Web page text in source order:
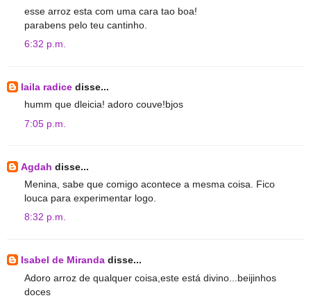
esse arroz esta com uma cara tao boa!
parabens pelo teu cantinho.
6:32 p.m.
laila radice disse...
humm que dleicia! adoro couve!bjos
7:05 p.m.
Agdah disse...
Menina, sabe que comigo acontece a mesma coisa. Fico
louca para experimentar logo.
8:32 p.m.
Isabel de Miranda disse...
Adoro arroz de qualquer coisa,este está divino...beijinhos
doces